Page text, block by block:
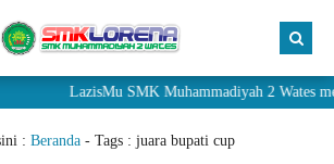
LazisMu SMK Muhammadiyah 2 Wates
: Beranda- Tags : juara bupati cup